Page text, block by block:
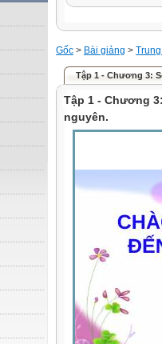
Gốc > Bài giảng >
Tập 1 - Chương 3:
Tập 1 - Chương
nguyên.